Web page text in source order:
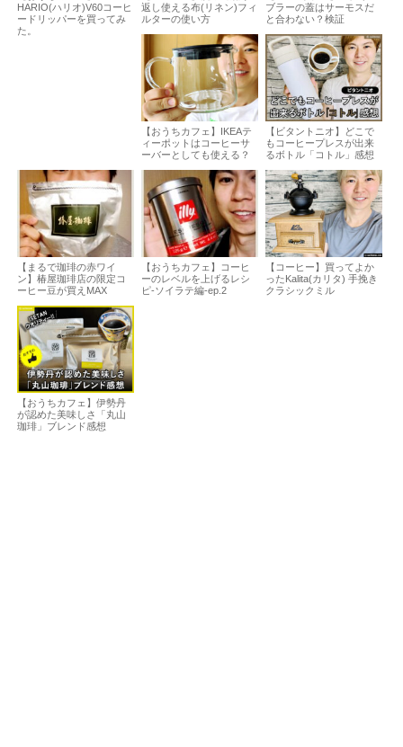
HARIO(ハリオ)V60コーヒ
ードリッパーを買ってみ
た。
返し使える布(リネン)フィ
ルターの使い方
ブラーの蓋はサーモスだ
と合わない？検証
【おうちカフェ】IKEAテ
ィーポットはコーヒーサ
ーバーとしても使える？
【ビタントニオ】どこで
もコーヒープレスが出来
るボトル「コトル」感想
【まるで珈琲の赤ワイ
ン】椿屋珈琲店の限定コ
ーヒー豆が買えMAX
【おうちカフェ】コーヒ
ーのレベルを上げるレシ
ピ-ソイラテ編-ep.2
【コーヒー】買ってよか
ったKalita(カリタ) 手挽き
クラシックミル
【おうちカフェ】伊勢丹
が認めた美味しさ「丸山
珈琲」ブレンド感想